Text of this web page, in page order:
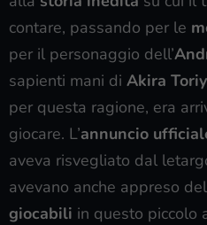
contare, passando per le
per il personaggio dell’
sapienti mani di Akira
per questa ragione, era
giocare. L’annuncio
aveva risvegliato dal
avevano anche appreso del
giocabili in questo piccolo